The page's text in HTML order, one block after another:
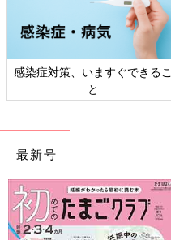
感染症対策、いますぐできるこ
と
最新号